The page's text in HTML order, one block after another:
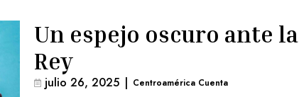
Un espejo oscuro ante
Rey
julio 26, 2025 | Centroamérica Cuenta